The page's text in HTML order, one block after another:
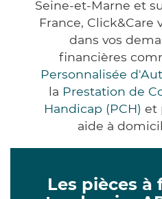
Seine-et-Marne et
France, Click&Care
dans vos
financières
Personnalisée
la Prestation de
Handicap (PCH) et
aide à
Les pièces